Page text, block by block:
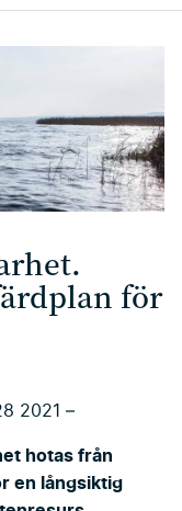
för
2021 –
hotas från
en långsiktig